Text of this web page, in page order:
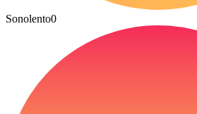
Sonolento0